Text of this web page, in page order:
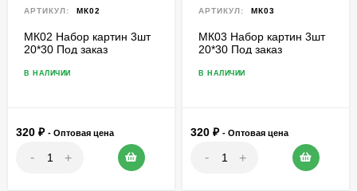
АРТИКУЛ: МК02
МК02 Набор картин 3шт
20*30 Под заказ
В НАЛИЧИИ
320 ₽ - Оптовая цена
- +
АРТИКУЛ: МК03
МК03 Набор картин 3шт
20*30 Под заказ
В НАЛИЧИИ
320 ₽ - Оптовая цена
- +